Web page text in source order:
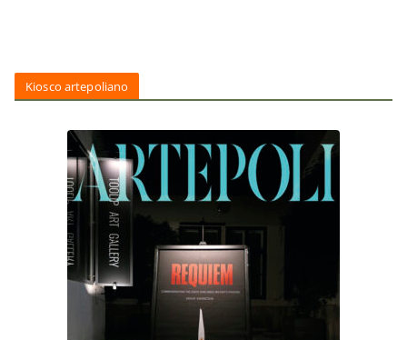
Kiosco artepoliano